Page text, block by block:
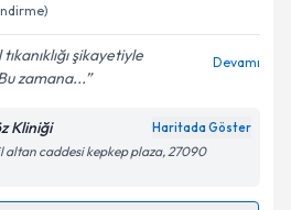
işlenmesine ilişkin
Aydınlatma
ve kişisel verilerimin belirtilen
kabul ediyorum.
şikayetiyle
zamana...
Devamı
Kliniği Haritada Göster
altan caddesi kepkep plaza, 27090